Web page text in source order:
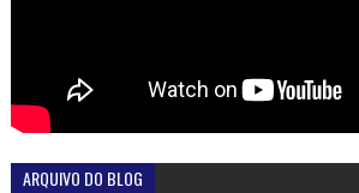
ARQUIVO DO BLOG